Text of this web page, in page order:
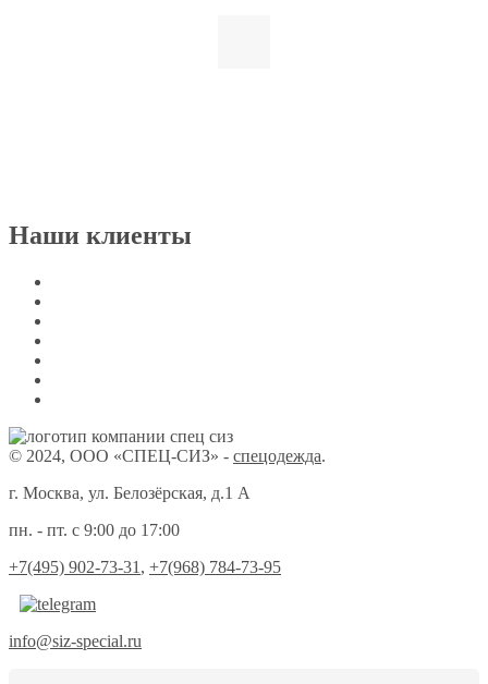
Наши клиенты
© 2024, ООО «СПЕЦ-СИЗ» - спецодежда.
г. Москва, ул. Белозёрская, д.1 А
пн. - пт. с 9:00 до 17:00
+7(495) 902-73-31 , +7(968) 784-73-95
info@siz-special.ru